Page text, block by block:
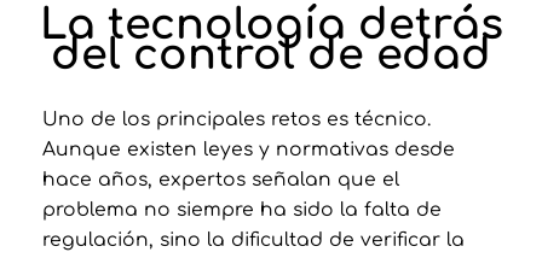
La tecnología detrás
del control de edad
Uno de los principales retos es técnico.
Aunque existen leyes y normativas desde
hace años, expertos señalan que el
problema no siempre ha sido la falta de
regulación, sino la dificultad de verificar la